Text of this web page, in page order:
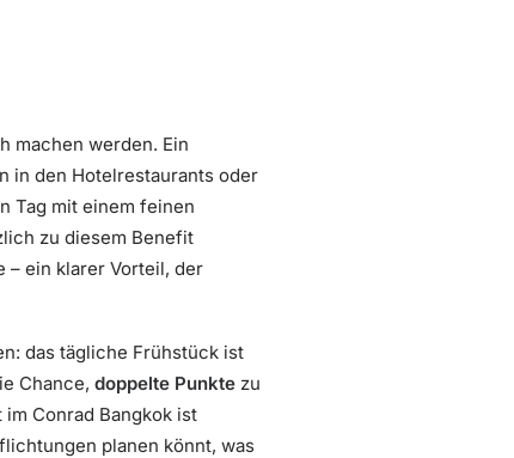
machen werden. Ein
in den Hotelrestaurants oder
Tag mit einem feinen
zu diesem Benefit
– ein klarer Vorteil, der
das tägliche Frühstück ist
Chance, doppelte Punkte zu
Conrad Bangkok ist
planen könnt, was